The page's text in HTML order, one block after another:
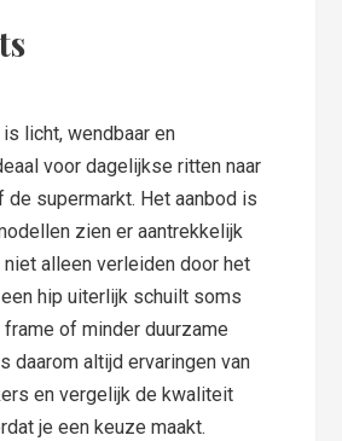
licht, wendbaar en
voor dagelijkse ritten naar
de supermarkt. Het aanbod is
zien er aantrekkelijk
niet alleen verleiden door het
hip uiterlijk schuilt soms
of minder duurzame
daarom altijd ervaringen van
en vergelijk de kwaliteit
je een keuze maakt.